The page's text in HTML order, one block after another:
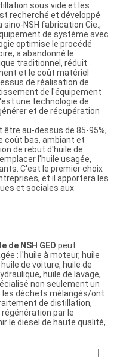
sous vide et les
recherché et développé
NSH fabrication Cie.,
de système avec
optimise le procédé
a abandonné le
traditionnel, réduit
et le coût matériel
de réalisation de
de l'équipement
une technologie de
et de récupération
être au-dessus de 85-95%,
coût bas, ambiant et
de rebut d'huile de
l'huile usagée,
C'est le premier choix
et il apportera les
et sociales aux
de NSH GED peut
: l'huile à moteur, huile
de voiture, huile de
huile de lavage,
non seulement un
les déchets mélangés/ont
de distillation,
par le
le diesel de haute qualité,